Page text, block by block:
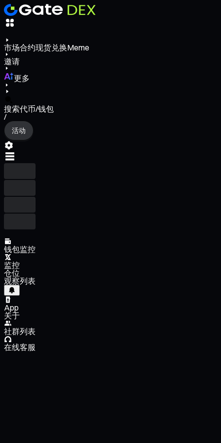
市场合约现货兑换Meme
邀请
更多
搜索代币/钱包
/
活动
钱包监控
监控
仓位
观察列表
App
关于
社群列表
在线客服